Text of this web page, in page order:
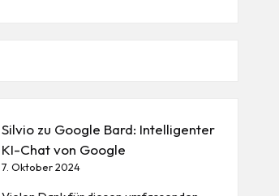
Silvio zu Google Bard: Intelligenter
KI-Chat von Google
7. Oktober 2024